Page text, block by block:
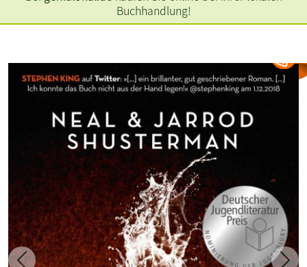
Buchhandlung!